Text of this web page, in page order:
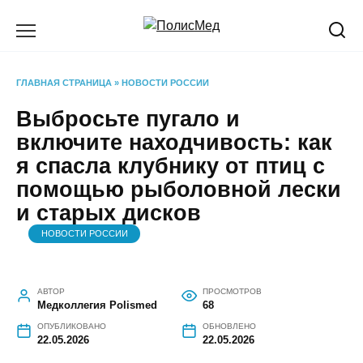
ГЛАВНАЯ СТРАНИЦА » НОВОСТИ РОССИИ
Выбросьте пугало и
включите находчивость: как
я спасла клубнику от птиц с
помощью рыболовной лески
и старых дисков
НОВОСТИ РОССИИ
АВТОР
Медколлегия Polismed
ПРОСМОТРОВ
68
ОПУБЛИКОВАНО
22.05.2026
ОБНОВЛЕНО
22.05.2026